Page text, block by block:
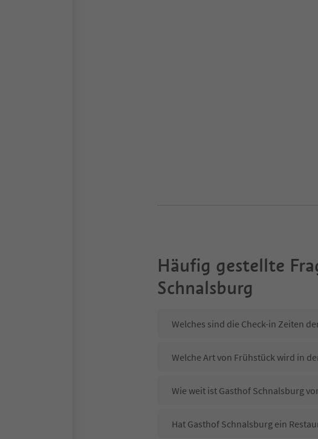
Häufig gestellte
Schnalsburg
Welches sind die Check-in Zeiten
Welche Art von Frühstück wird in
Wie weit ist Gasthof Schnalsburg
Hat Gasthof Schnalsburg ein